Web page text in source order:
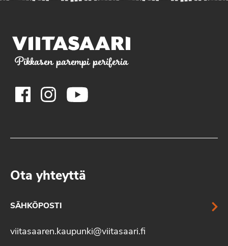
Pikkasen parempi periferia
Ota yhteyttä
SÄHKÖPOSTI
viitasaaren.kaupunki@viitasaari.fi